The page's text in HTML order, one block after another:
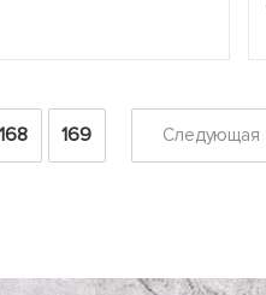
168 169 Cледующая